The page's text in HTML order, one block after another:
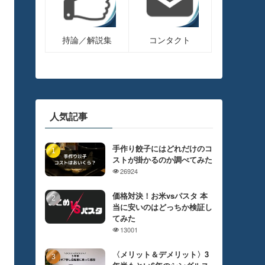
持論／解説集 コンタクト
人気記事
手作り餃子にはどれだけのコ
ストが掛かるのか調べてみた
26924
価格対決！お米vsパスタ 本
当に安いのはどっちか検証し
てみた
13001
〈メリット＆デメリット〉3